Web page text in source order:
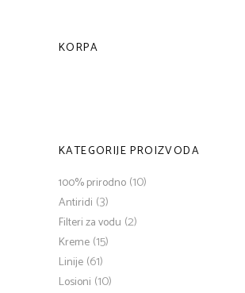
KORPA
KATEGORIJE PROIZVODA
100% prirodno (10)
Antiridi (3)
Filteri za vodu (2)
Kreme (15)
Linije (61)
Losioni (10)